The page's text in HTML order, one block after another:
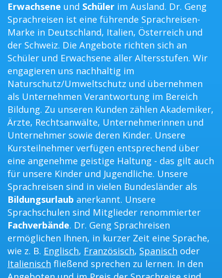
Erwachsene und Schüler im Ausland. Dr. Geng
Sprachreisen ist eine führende Sprachreisen-
Marke in Deutschland, Italien, Österreich und
der Schweiz. Die Angebote richten sich an
Schüler und Erwachsene aller Altersstufen. Wir
engagieren uns nachhaltig im
Naturschutz/Umweltschutz und übernehmen
als Unternehmen Verantwortung im Bereich
Bildung. Zu unseren Kunden zählen Akademiker,
Ärzte, Rechtsanwälte, Unternehmerinnen und
Unternehmer sowie deren Kinder. Unsere
Kursteilnehmer verfügen entsprechend über
eine angenehme geistige Haltung - das gilt auch
für unsere Kinder und Jugendliche. Unsere
Sprachreisen sind in vielen Bundesländer als
Bildungsurlaub anerkannt. Unsere
Sprachschulen sind Mitglieder renommierter
Fachverbände. Dr. Geng Sprachreisen
ermöglichen Ihnen, in kurzer Zeit eine Sprache,
wie z. B. Englisch, Französisch, Spanisch oder
Italienisch fließend sprechen zu lernen. In den